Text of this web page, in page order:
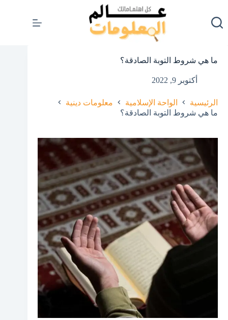
المحتوى
ما هي شروط التوبة الصادقة؟
أكتوبر 9, 2022
الرئيسية الواحة الإسلامية
معلومات دينية
ما هي شروط التوبة الصادقة؟